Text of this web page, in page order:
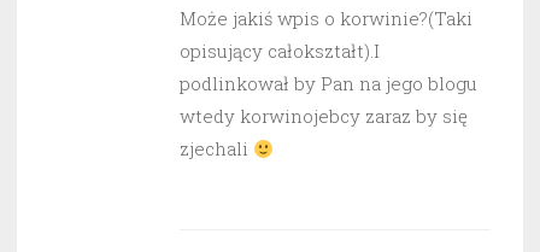
Może jakiś wpis o korwinie?(Taki
opisujący całokształt).I
podlinkował by Pan na jego blogu
wtedy korwinojebcy zaraz by się
zjechali